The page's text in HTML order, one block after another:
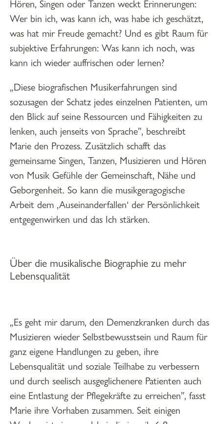
Hören, Singen oder Tanzen weckt Erinnerungen:
Wer bin ich, was kann ich, was habe ich geschätzt,
was hat mir Freude gemacht? Und es gibt Raum für
subjektive Erfahrungen: Was kann ich noch, was
kann ich wieder auffrischen oder lernen?
„Diese biografischen Musikerfahrungen sind
sozusagen der Schatz jedes einzelnen Patienten, um
den Blick auf seine Ressourcen und Fähigkeiten zu
lenken, auch jenseits von Sprache”, beschreibt
Marie den Prozess. Zusätzlich schafft das
gemeinsame Singen, Tanzen, Musizieren und Hören
von Musik Gefühle der Gemeinschaft, Nähe und
Geborgenheit. So kann die musikgeragogische
Arbeit dem ‚Auseinanderfallen‘ der Persönlichkeit
entgegenwirken und das Ich stärken.
Über die musikalische Biographie zu mehr
Lebensqualität
„Es geht mir darum, den Demenzkranken durch das
Musizieren wieder Selbstbewusstsein und Raum für
ganz eigene Handlungen zu geben, ihre
Lebensqualität und soziale Teilhabe zu verbessern
und durch seelisch ausgeglichenere Patienten auch
eine Entlastung der Pflegekräfte zu erreichen”, fasst
Marie ihre Vorhaben zusammen. Seit einigen